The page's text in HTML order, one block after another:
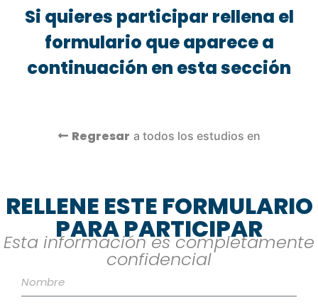
Si quieres participar rellena el
formulario que aparece a
continuación en esta sección
Regresar a todos los estudios en
RELLENE ESTE FORMULARIO
PARA PARTICIPAR
Esta información es completamente
confidencial